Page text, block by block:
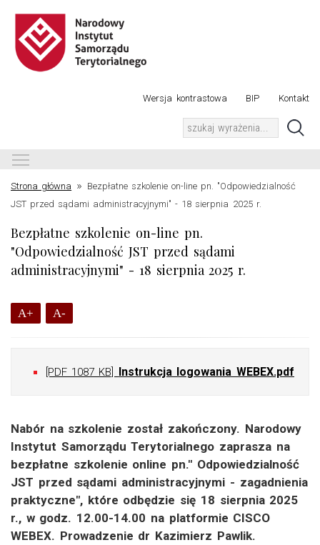
Wersja kontrastowa BIP Kontakt
Strona główna » Bezpłatne szkolenie on-line pn. "Odpowiedzialność
JST przed sądami administracyjnymi" - 18 sierpnia 2025 r.
Bezpłatne szkolenie on-line pn.
"Odpowiedzialność JST przed sądami
administracyjnymi" - 18 sierpnia 2025 r.
A+ A-
[PDF 1087 KB] Instrukcja logowania WEBEX.pdf
Nabór na szkolenie został zakończony. Narodowy
Instytut Samorządu Terytorialnego zaprasza na
bezpłatne szkolenie online pn." Odpowiedzialność
JST przed sądami administracyjnymi - zagadnienia
praktyczne", które odbędzie się 18 sierpnia 2025
r., w godz. 12.00-14.00 na platformie CISCO
WEBEX. Prowadzenie dr Kazimierz Pawlik.